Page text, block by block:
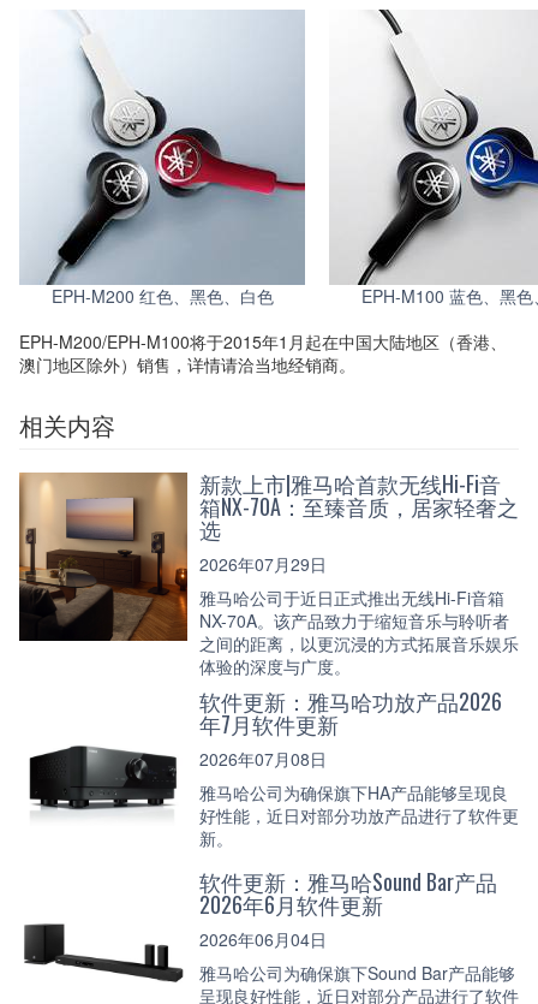
EPH-M200 红色、黑色、白色
EPH-M100 蓝色、黑色
EPH-M200/EPH-M100将于2015年1月起在中国大陆地区（香港、
澳门地区除外）销售，详情请洽当地经销商。
相关内容
新款上市|雅马哈首款无线Hi-Fi音
箱NX-70A：至臻音质，居家轻奢之
选
2026年07月29日
雅马哈公司于近日正式推出无线Hi-Fi音箱
NX-70A。该产品致力于缩短音乐与聆听者
之间的距离，以更沉浸的方式拓展音乐娱乐
体验的深度与广度。
软件更新：雅马哈功放产品2026
年7月软件更新
2026年07月08日
雅马哈公司为确保旗下HA产品能够呈现良
好性能，近日对部分功放产品进行了软件更
新。
软件更新：雅马哈Sound Bar产品
2026年6月软件更新
2026年06月04日
雅马哈公司为确保旗下Sound Bar产品能够
呈现良好性能，近日对部分产品进行了软件